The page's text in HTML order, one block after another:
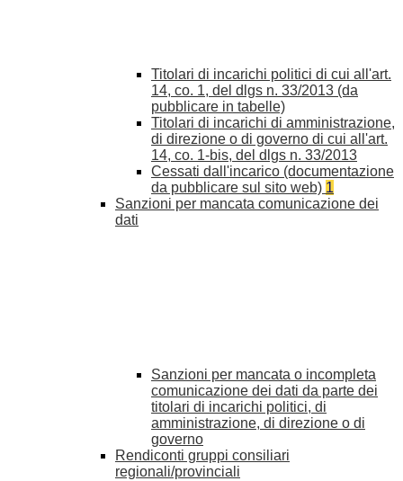
Titolari di incarichi politici di cui all'art.
14, co. 1, del dlgs n. 33/2013 (da
pubblicare in tabelle)
Titolari di incarichi di amministrazione,
di direzione o di governo di cui all'art.
14, co. 1-bis, del dlgs n. 33/2013
Cessati dall'incarico (documentazione
da pubblicare sul sito web) 1
Sanzioni per mancata comunicazione dei
dati
Sanzioni per mancata o incompleta
comunicazione dei dati da parte dei
titolari di incarichi politici, di
amministrazione, di direzione o di
governo
Rendiconti gruppi consiliari
regionali/provinciali